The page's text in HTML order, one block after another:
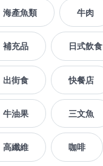
海產魚類 牛肉
補充品 日式飲食
出街食 快餐店
牛油果 三文魚
高纖維 咖啡